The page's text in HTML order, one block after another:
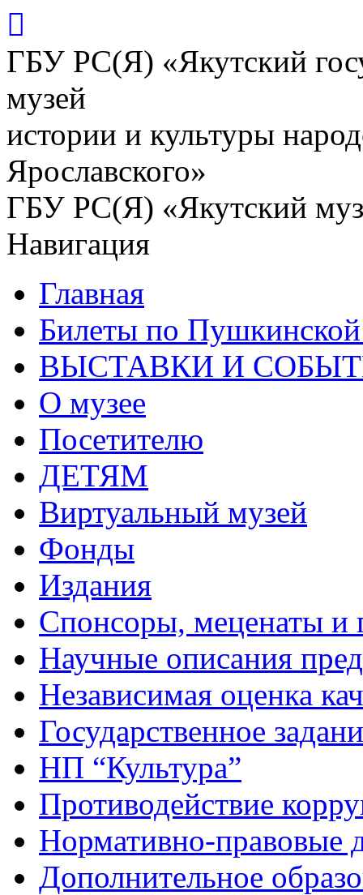
ГБУ РС(Я) «Якутский
музей
истории и культуры
Ярославского»
ГБУ РС(Я) «Якутский
Навигация
Главная
Билеты по Пушкинской
ВЫСТАВКИ И
О музее
Посетителю
ДЕТЯМ
Виртуальный музей
Фонды
Издания
Спонсоры, меценаты и
Научные описания
Независимая оценка
Государственное
НП “Культура”
Противодействие
Нормативно-правовые
Дополнительное